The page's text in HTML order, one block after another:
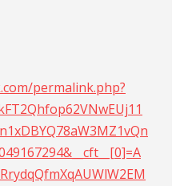
permalink.php?